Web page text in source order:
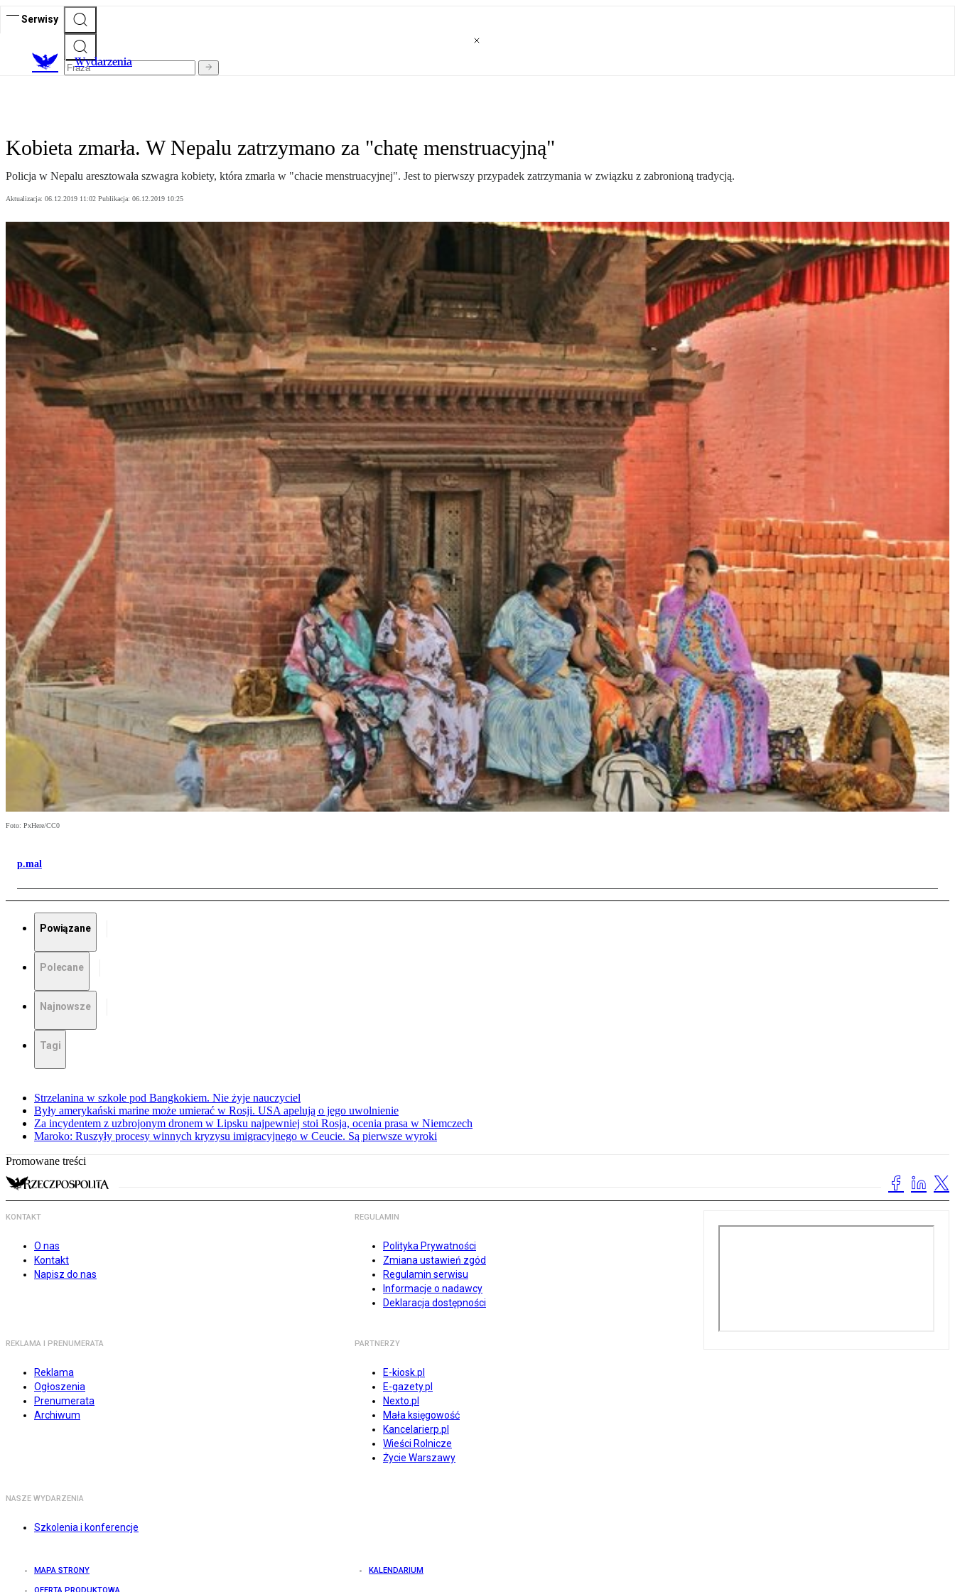
Serwisy
Wydarzenia
Kobieta zmarła. W Nepalu zatrzymano za "chatę menstruacyjną"
Policja w Nepalu aresztowała szwagra kobiety, która zmarła w "chacie menstruacyjnej". Jest to pierwszy przypadek zatrzymania w związku z zabronioną tradycją.
Aktualizacja: 06.12.2019 11:02 Publikacja: 06.12.2019 10:25
Foto: PxHere/CC0
p.mal
Powiązane
Polecane
Najnowsze
Tagi
Strzelanina w szkole pod Bangkokiem. Nie żyje nauczyciel
Były amerykański marine może umierać w Rosji. USA apelują o jego uwolnienie
Za incydentem z uzbrojonym dronem w Lipsku najpewniej stoi Rosja, ocenia prasa w Niemczech
Maroko: Ruszyły procesy winnych kryzysu imigracyjnego w Ceucie. Są pierwsze wyroki
Promowane treści
KONTAKT
O nas
Kontakt
Napisz do nas
REGULAMIN
Polityka Prywatności
Zmiana ustawień zgód
Regulamin serwisu
Informacje o nadawcy
Deklaracja dostępności
REKLAMA I PRENUMERATA
Reklama
Ogłoszenia
Prenumerata
Archiwum
PARTNERZY
E-kiosk.pl
E-gazety.pl
Nexto.pl
Mała księgowość
Kancelarierp.pl
Wieści Rolnicze
Życie Warszawy
NASZE WYDARZENIA
Szkolenia i konferencje
MAPA STRONY KALENDARIUM